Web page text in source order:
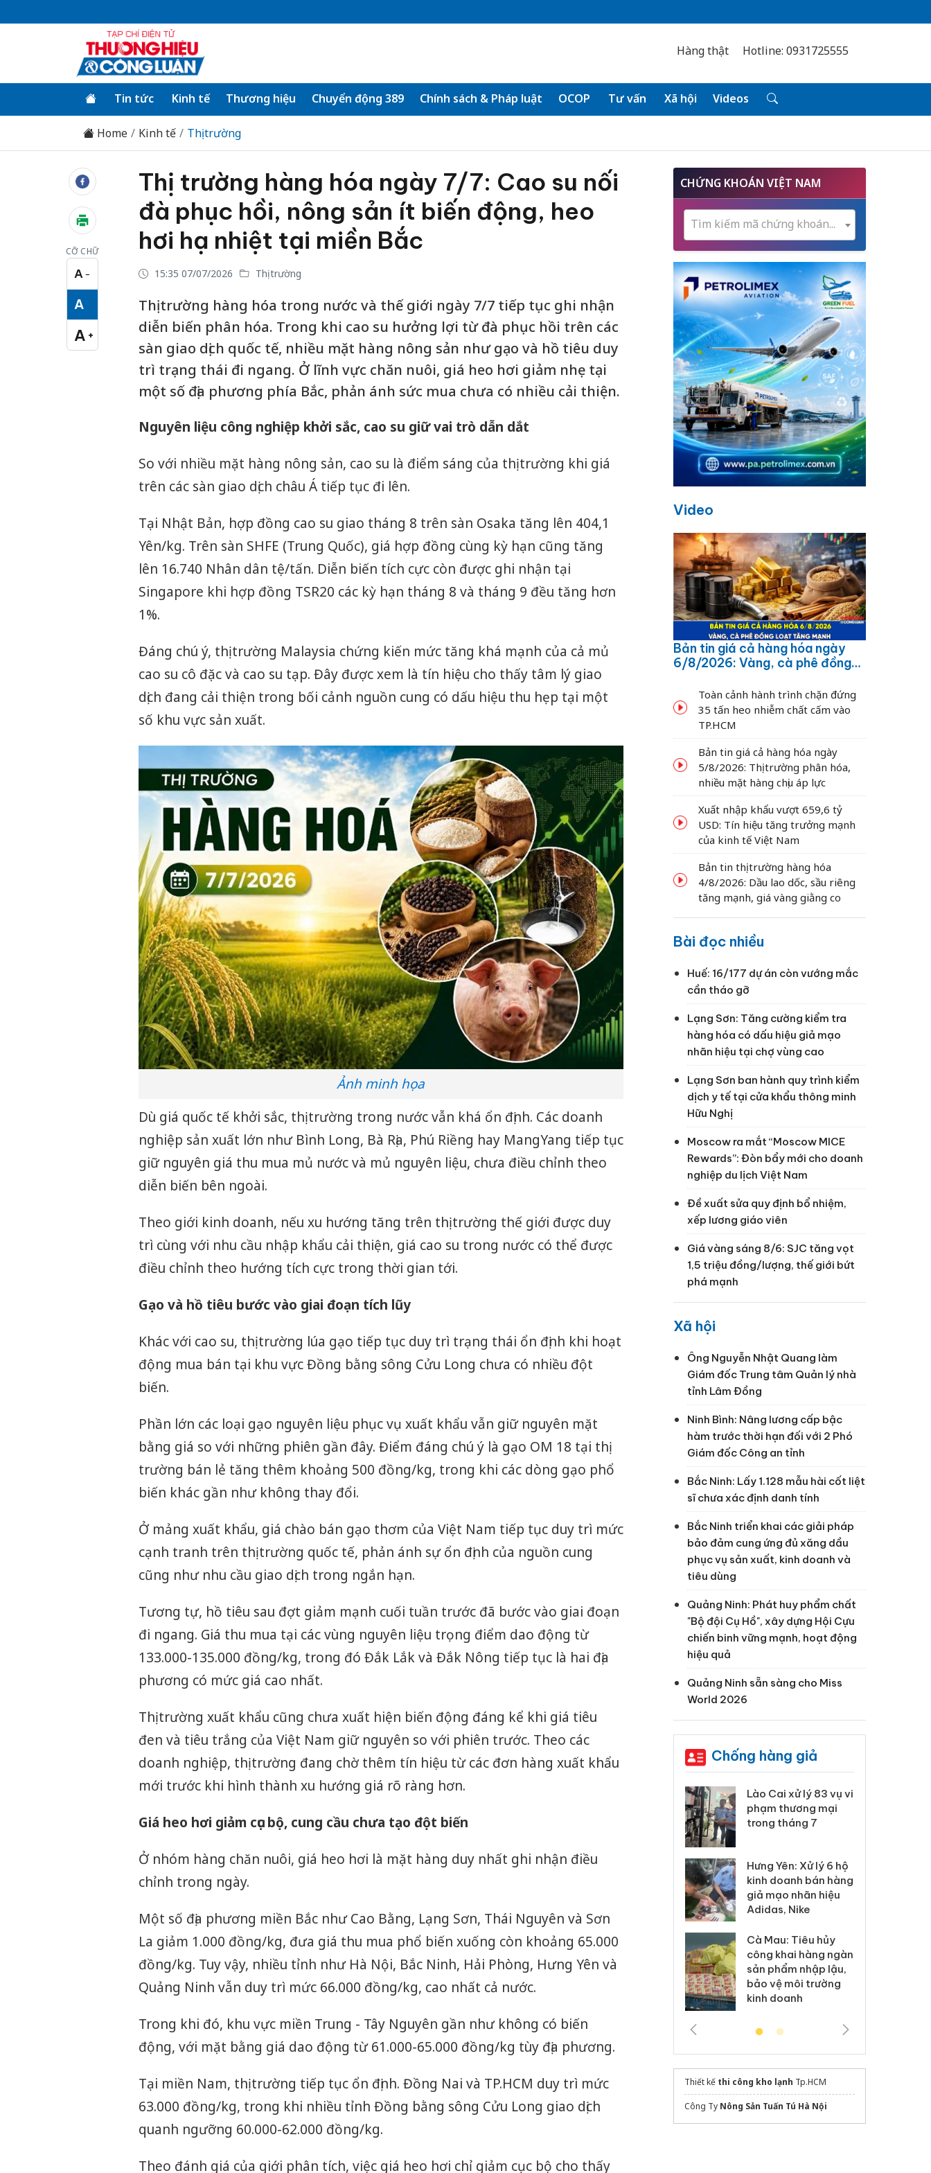
Hàng thật Hotline: 0931725555
Tin tức Kinh tế Thương hiệu Chuyển động 389 Chính sách & Pháp luật OCOP Tư vấn Xã hội Videos
Home Kinh tế Thị trường
CỠ CHỮ
A −
Cỡ chữ nhỏ
A
Cỡ chữ vừa
A +
Cỡ chữ lớn
Thị trường hàng hóa ngày 7/7: Cao su nối
đà phục hồi, nông sản ít biến động, heo
hơi hạ nhiệt tại miền Bắc
15:35 07/07/2026 Thị trường
Thị trường hàng hóa trong nước và thế giới ngày 7/7 tiếp tục ghi nhận
diễn biến phân hóa. Trong khi cao su hưởng lợi từ đà phục hồi trên các
sàn giao dịch quốc tế, nhiều mặt hàng nông sản như gạo và hồ tiêu duy
trì trạng thái đi ngang. Ở lĩnh vực chăn nuôi, giá heo hơi giảm nhẹ tại
một số địa phương phía Bắc, phản ánh sức mua chưa có nhiều cải thiện.
Nguyên liệu công nghiệp khởi sắc, cao su giữ vai trò dẫn dắt
So với nhiều mặt hàng nông sản, cao su là điểm sáng của thị trường khi giá
trên các sàn giao dịch châu Á tiếp tục đi lên.
Tại Nhật Bản, hợp đồng cao su giao tháng 8 trên sàn Osaka tăng lên 404,1
Yên/kg. Trên sàn SHFE (Trung Quốc), giá hợp đồng cùng kỳ hạn cũng tăng
lên 16.740 Nhân dân tệ/tấn. Diễn biến tích cực còn được ghi nhận tại
Singapore khi hợp đồng TSR20 các kỳ hạn tháng 8 và tháng 9 đều tăng hơn
1%.
Đáng chú ý, thị trường Malaysia chứng kiến mức tăng khá mạnh của cả mủ
cao su cô đặc và cao su tạp. Đây được xem là tín hiệu cho thấy tâm lý giao
dịch đang cải thiện trong bối cảnh nguồn cung có dấu hiệu thu hẹp tại một
số khu vực sản xuất.
Ảnh minh họa
Dù giá quốc tế khởi sắc, thị trường trong nước vẫn khá ổn định. Các doanh
nghiệp sản xuất lớn như Bình Long, Bà Rịa, Phú Riềng hay MangYang tiếp tục
giữ nguyên giá thu mua mủ nước và mủ nguyên liệu, chưa điều chỉnh theo
diễn biến bên ngoài.
Theo giới kinh doanh, nếu xu hướng tăng trên thị trường thế giới được duy
trì cùng với nhu cầu nhập khẩu cải thiện, giá cao su trong nước có thể được
điều chỉnh theo hướng tích cực trong thời gian tới.
Gạo và hồ tiêu bước vào giai đoạn tích lũy
Khác với cao su, thị trường lúa gạo tiếp tục duy trì trạng thái ổn định khi hoạt
động mua bán tại khu vực Đồng bằng sông Cửu Long chưa có nhiều đột
biến.
Phần lớn các loại gạo nguyên liệu phục vụ xuất khẩu vẫn giữ nguyên mặt
bằng giá so với những phiên gần đây. Điểm đáng chú ý là gạo OM 18 tại thị
trường bán lẻ tăng thêm khoảng 500 đồng/kg, trong khi các dòng gạo phổ
biến khác gần như không thay đổi.
Ở mảng xuất khẩu, giá chào bán gạo thơm của Việt Nam tiếp tục duy trì mức
cạnh tranh trên thị trường quốc tế, phản ánh sự ổn định của nguồn cung
cũng như nhu cầu giao dịch trong ngắn hạn.
Tương tự, hồ tiêu sau đợt giảm mạnh cuối tuần trước đã bước vào giai đoạn
đi ngang. Giá thu mua tại các vùng nguyên liệu trọng điểm dao động từ
133.000-135.000 đồng/kg, trong đó Đắk Lắk và Đắk Nông tiếp tục là hai địa
phương có mức giá cao nhất.
Thị trường xuất khẩu cũng chưa xuất hiện biến động đáng kể khi giá tiêu
đen và tiêu trắng của Việt Nam giữ nguyên so với phiên trước. Theo các
doanh nghiệp, thị trường đang chờ thêm tín hiệu từ các đơn hàng xuất khẩu
mới trước khi hình thành xu hướng giá rõ ràng hơn.
Giá heo hơi giảm cục bộ, cung cầu chưa tạo đột biến
Ở nhóm hàng chăn nuôi, giá heo hơi là mặt hàng duy nhất ghi nhận điều
chỉnh trong ngày.
Một số địa phương miền Bắc như Cao Bằng, Lạng Sơn, Thái Nguyên và Sơn
La giảm 1.000 đồng/kg, đưa giá thu mua phổ biến xuống còn khoảng 65.000
đồng/kg. Tuy vậy, nhiều tỉnh như Hà Nội, Bắc Ninh, Hải Phòng, Hưng Yên và
Quảng Ninh vẫn duy trì mức 66.000 đồng/kg, cao nhất cả nước.
Trong khi đó, khu vực miền Trung - Tây Nguyên gần như không có biến
động, với mặt bằng giá dao động từ 61.000-65.000 đồng/kg tùy địa phương.
Tại miền Nam, thị trường tiếp tục ổn định. Đồng Nai và TP.HCM duy trì mức
63.000 đồng/kg, trong khi nhiều tỉnh Đồng bằng sông Cửu Long giao dịch
quanh ngưỡng 60.000-62.000 đồng/kg.
Theo đánh giá của giới phân tích, việc giá heo hơi chỉ giảm cục bộ cho thấy
CHỨNG KHOÁN VIỆT NAM
Tìm kiếm mã chứng khoán...
Video
Bản tin giá cả hàng hóa ngày
6/8/2026: Vàng, cà phê đồng
Toàn cảnh hành trình chặn đứng
35 tấn heo nhiễm chất cấm vào
TP.HCM
Bản tin giá cả hàng hóa ngày
5/8/2026: Thị trường phân hóa,
nhiều mặt hàng chịu áp lực
Xuất nhập khẩu vượt 659,6 tỷ
USD: Tín hiệu tăng trưởng mạnh
của kinh tế Việt Nam
Bản tin thị trường hàng hóa
4/8/2026: Dầu lao dốc, sầu riêng
tăng mạnh, giá vàng giằng co
Bài đọc nhiều
Huế: 16/177 dự án còn vướng mắc
cần tháo gỡ
Lạng Sơn: Tăng cường kiểm tra
hàng hóa có dấu hiệu giả mạo
nhãn hiệu tại chợ vùng cao
Lạng Sơn ban hành quy trình kiểm
dịch y tế tại cửa khẩu thông minh
Hữu Nghị
Moscow ra mắt “Moscow MICE
Rewards”: Đòn bẩy mới cho doanh
nghiệp du lịch Việt Nam
Đề xuất sửa quy định bổ nhiệm,
xếp lương giáo viên
Giá vàng sáng 8/6: SJC tăng vọt
1,5 triệu đồng/lượng, thế giới bứt
phá mạnh
Xã hội
Ông Nguyễn Nhật Quang làm
Giám đốc Trung tâm Quản lý nhà
tỉnh Lâm Đồng
Ninh Bình: Nâng lương cấp bậc
hàm trước thời hạn đối với 2 Phó
Giám đốc Công an tỉnh
Bắc Ninh: Lấy 1.128 mẫu hài cốt liệt
sĩ chưa xác định danh tính
Bắc Ninh triển khai các giải pháp
bảo đảm cung ứng đủ xăng dầu
phục vụ sản xuất, kinh doanh và
tiêu dùng
Quảng Ninh: Phát huy phẩm chất
"Bộ đội Cụ Hồ", xây dựng Hội Cựu
chiến binh vững mạnh, hoạt động
hiệu quả
Quảng Ninh sẵn sàng cho Miss
World 2026
Chống hàng giả
Công an Thanh Hóa
án sản xuất, buôn
Thanh Hóa: Tìm bị
Moyuum giả
An Giang: Đối tượng
chủ mưu đường dây
bán hàng giả tại Phú
Quốc ra đầu thú
Hưng Yên: Xử lý 6 hộ
Cà Mau: Tiêu hủy
sản phẩm nhập lậu,
Công an Thanh Hóa
tìm bị hại trong vụ
án sản xuất, buôn
Thanh Hóa: Tìm bị
hại trong vụ án buôn
bán bình sữa
Moyuum giả
An Giang: Đối tượng
chủ mưu đường dây
bán hàng giả tại Phú
Quốc ra đầu thú
Thiết kế thi công kho lạnh Tp.HCM
Công Ty Nông Sản Tuấn Tú Hà Nội